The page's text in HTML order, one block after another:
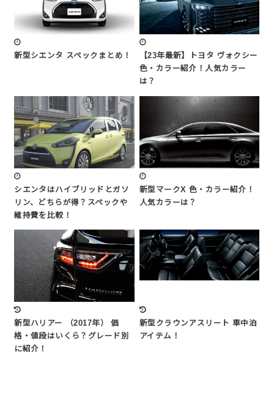
新型シエンタ スペックまとめ！
【23年最新】トヨタ ヴォクシー
色・カラー紹介！人気カラー
は？
シエンタはハイブリッドとガソ
リン、どちらが得？スペックや
維持費を比較！
新型マークX 色・カラー紹介！
人気カラーは？
新型ハリアー （2017年） 価
格・値段はいくら？グレード別
に紹介！
新型クラウンアスリート 車中泊
アイテム！